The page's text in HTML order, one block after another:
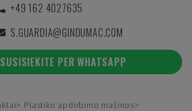
+49 162 4027635
S.GUARDIA@GINDUMAC.COM
SUSISIEKITE PER WHATSAPP
Plastiko apdirbimo mašinos